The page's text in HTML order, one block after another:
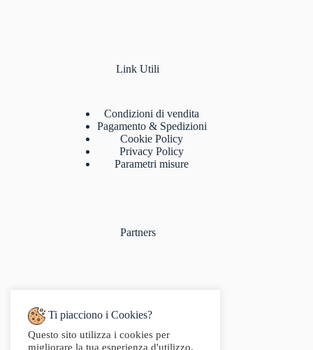
Link Utili
Condizioni di vendita
Pagamento & Spedizioni
Cookie Policy
Privacy Policy
Parametri misure
Partners
Indirizzo:
Ti piacciono i Cookies?
Questo sito utilizza i cookies per
migliorare la tua esperienza d'utilizzo.